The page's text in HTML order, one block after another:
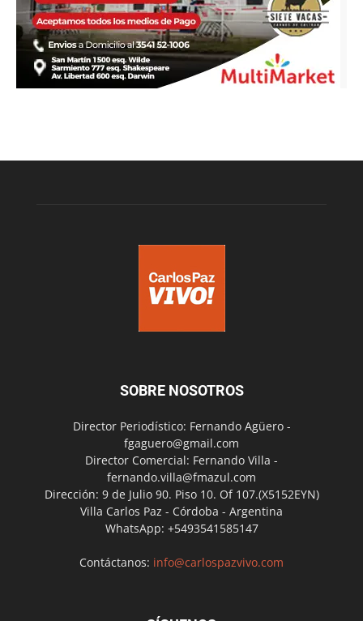
SOBRE NOSOTROS
Director Periodístico: Fernando Agüero -
fgaguero@gmail.com
Director Comercial: Fernando Villa -
fernando.villa@fmazul.com
Dirección: 9 de Julio 90. Piso 10. Of 107.(X5152EYN)
Villa Carlos Paz - Córdoba - Argentina
WhatsApp: +5493541585147
Contáctanos: info@carlospazvivo.com